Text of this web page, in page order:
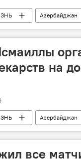
Азербайджан
на
Азербайджан
все